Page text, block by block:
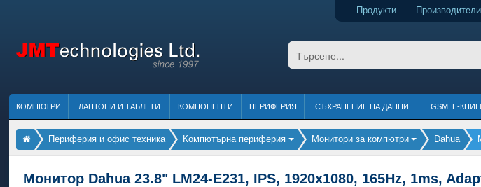
Продукти Производители
КОМПЮТРИ ЛАПТОПИ И ТАБЛЕТИ КОМПОНЕНТИ ПЕРИФЕРИЯ СЪХРАНЕНИЕ НА ДАННИ GSM, Е-
Периферия и офис техника Компютърна периферия Монитори за компютри Dahua
Монитор Dahua 23.8" LM24-E231, IPS, 1920x1080, 165Hz, 1ms,